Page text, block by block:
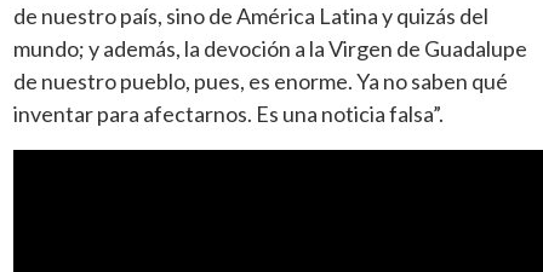
de nuestro país, sino de América Latina y quizás del
mundo; y además, la devoción a la Virgen de Guadalupe
de nuestro pueblo, pues, es enorme. Ya no saben qué
inventar para afectarnos. Es una noticia falsa”.